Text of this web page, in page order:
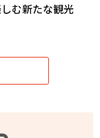
む新たな観光